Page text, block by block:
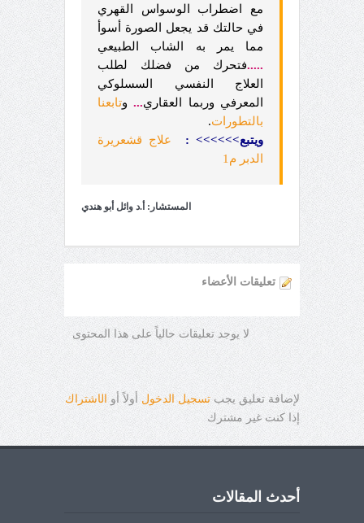
مع اضطراب الوسواس القهري
في حالتك قد يجعل الصورة أسوأ
مما يمر به الشاب الطبيعي
.....فتحرك من فضلك لطلب
العلاج النفسي السسلوكي
المعرفي وربما العقاري...وتابعنا
بالتطورات.
ويتبع>>>>>>
:
علاج قشعريرة
الدبر م1
المستشار: أ.د وائل أبو هندي
تعليقات الأعضاء
لا يوجد تعليقات حالياً على هذا المحتوى
لإضافة تعليق يجبتسجيل الدخول أولاً أو الاشتراك
إذا كنت غير مشترك
أحدث المقالات